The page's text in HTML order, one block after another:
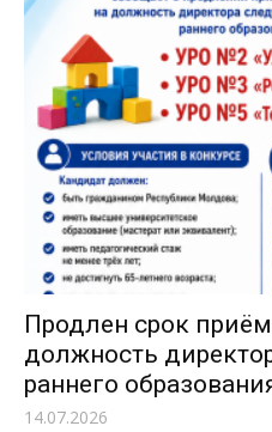
Продлен срок
должность
раннего
14.07.2026